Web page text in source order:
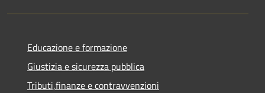
Educazione e formazione
Giustizia e sicurezza pubblica
Tributi,finanze e contravvenzioni